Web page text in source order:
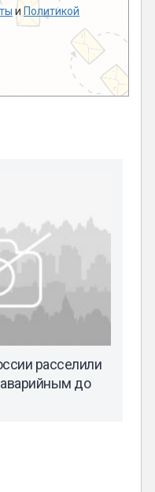
и Политикой
расселили
до